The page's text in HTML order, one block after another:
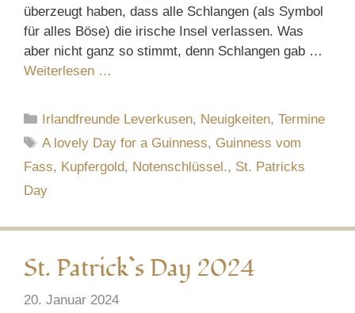
überzeugt haben, dass alle Schlangen (als Symbol
für alles Böse) die irische Insel verlassen. Was
aber nicht ganz so stimmt, denn Schlangen gab …
Weiterlesen …
Kategorien
Irlandfreunde Leverkusen, Neuigkeiten,Termine
Schlagwörter
A lovely Day for a Guinness, Guinness vom
Fass, Kupfergold, Notenschlüssel., St. Patricks
Day
St. Patrick`s Day 2024
20. Januar 2024